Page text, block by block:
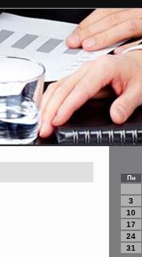
Пн
3
10
17
24
31